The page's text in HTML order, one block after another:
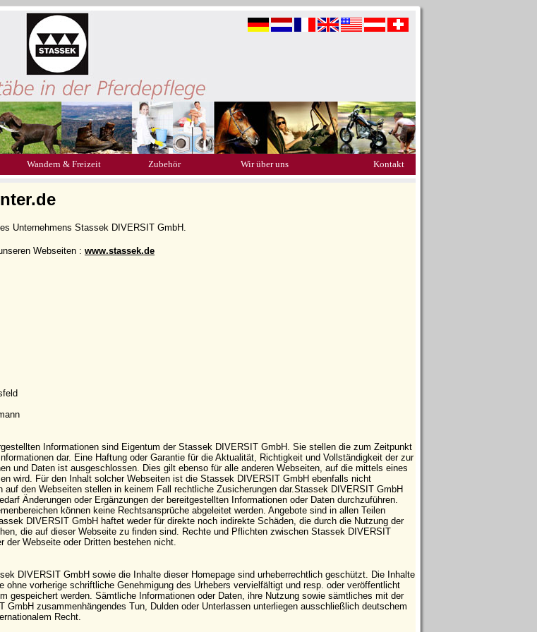
Wandern & Freizeit Zubehör Wir über uns Kontakt
Unternehmens Stassek DIVERSIT GmbH.
Webseiten : www.stassek.de
Informationen sind Eigentum der Stassek DIVERSIT GmbH. Sie stellen die zum Zeitpunkt
dar. Eine Haftung oder Garantie für die Aktualität, Richtigkeit und Vollständigkeit der zur
und Daten ist ausgeschlossen. Dies gilt ebenso für alle anderen Webseiten, auf die mittels eines
wird. Für den Inhalt solcher Webseiten ist die Stassek DIVERSIT GmbH ebenfalls nicht
auf den Webseiten stellen in keinem Fall rechtliche Zusicherungen dar.Stassek DIVERSIT GmbH
Änderungen oder Ergänzungen der bereitgestellten Informationen oder Daten durchzuführen.
können keine Rechtsansprüche abgeleitet werden. Angebote sind in allen Teilen
DIVERSIT GmbH haftet weder für direkte noch indirekte Schäden, die durch die Nutzung der
die auf dieser Webseite zu finden sind. Rechte und Pflichten zwischen Stassek DIVERSIT
der Webseite oder Dritten bestehen nicht.
DIVERSIT GmbH sowie die Inhalte dieser Homepage sind urheberrechtlich geschützt. Die Inhalte
ohne vorherige schriftliche Genehmigung des Urhebers vervielfältigt und resp. oder veröffentlicht
gespeichert werden. Sämtliche Informationen oder Daten, ihre Nutzung sowie sämtliches mit der
GmbH zusammenhängendes Tun, Dulden oder Unterlassen unterliegen ausschließlich deutschem
Recht.